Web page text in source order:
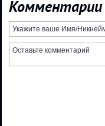
Комментарии